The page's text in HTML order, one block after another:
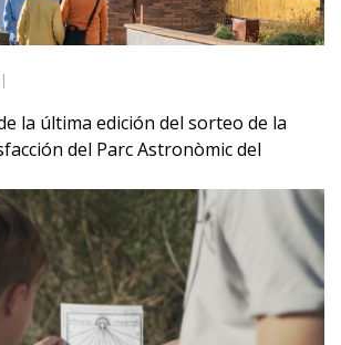
la última edición del sorteo de la
del Parc Astronòmic del